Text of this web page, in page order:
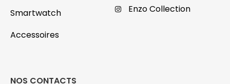
Smartwatch
Accessoires
Enzo Collection
NOS CONTACTS